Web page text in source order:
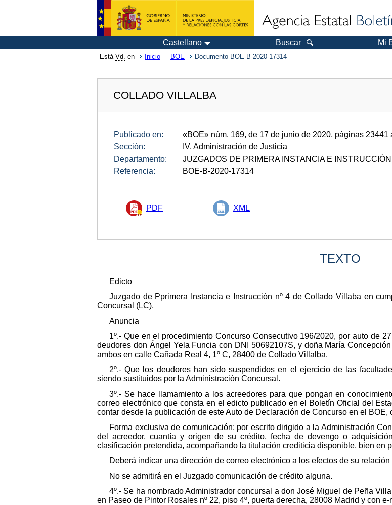
Castellano Buscar Mi
Está Vd. en Inicio BOE Documento BOE-B-2020-17314
COLLADO VILLALBA
Publicado en: «BOE» núm. 169, de 17 de junio de 2020, páginas 23441
Sección:
IV. Administración de Justicia
Departamento:
JUZGADOS DE PRIMERA INSTANCIA E INSTRUCCIÓN
Referencia:
BOE-B-2020-17314
PDF XML
TEXTO
Edicto
Juzgado de Pprimera Instancia e Instrucción nº 4 de Collado Villaba en
Concursal (LC),
Anuncia
1º.- Que en el procedimiento Concurso Consecutivo 196/2020, por auto de
deudores don Ángel Yela Funcia con DNI 50692107S, y doña María
ambos en calle Cañada Real 4, 1º C, 28400 de Collado Villalba.
2º.- Que los deudores han sido suspendidos en el ejercicio de las
siendo sustituidos por la Administración Concursal.
3º.- Se hace llamamiento a los acreedores para que pongan en
correo electrónico que consta en el edicto publicado en el Boletín Oficial del
contar desde la publicación de este Auto de Declaración de Concurso en el BOE,
Forma exclusiva de comunicación; por escrito dirigido a la Administración
del acreedor, cuantía y origen de su crédito, fecha de devengo o
clasificación pretendida, acompañando la titulación crediticia disponible, bien en
Deberá indicar una dirección de correo electrónico a los efectos de su
No se admitirá en el Juzgado comunicación de crédito alguna.
4º.- Se ha nombrado Administrador concursal a don José Miguel de Peña
en Paseo de Pintor Rosales nº 22, piso 4º, puerta derecha, 28008 Madrid y con